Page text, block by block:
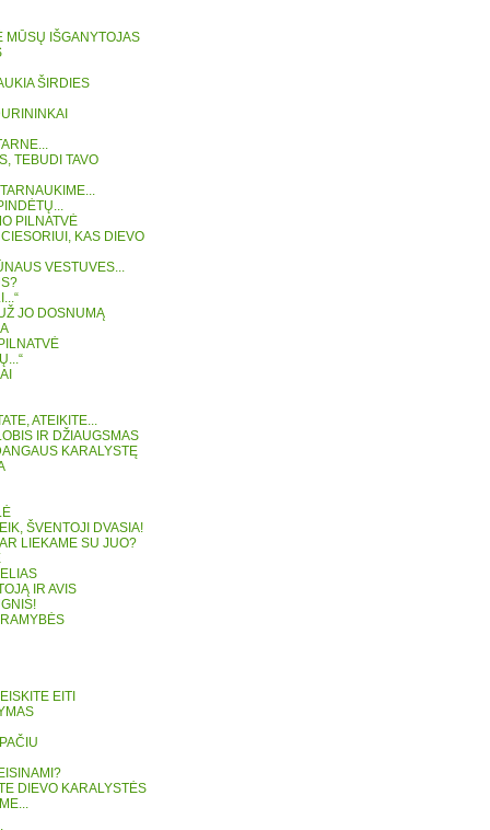
MŪSŲ IŠGANYTOJAS
ŠIRDIES
TEBUDI TAVO
PILNATVĖ
KAS DIEVO
VESTUVES...
JO DOSNUMĄ
ATEIKITE...
IR DŽIAUGSMAS
KARALYSTĘ
ŠVENTOJI DVASIA!
LIEKAME SU JUO?
IR AVIS
EITI
DIEVO KARALYSTĖS